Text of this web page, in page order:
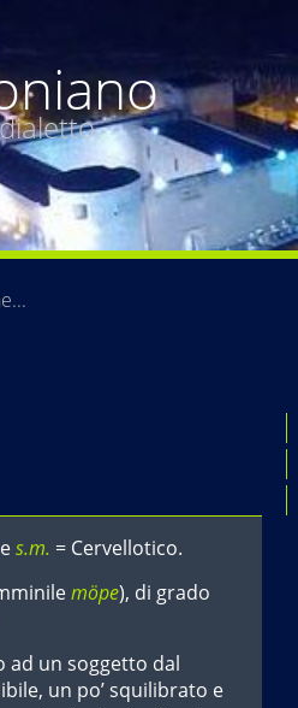
es.m. = Cervellotico.
möpe), di grado
ad un soggetto dal
un po’ squilibrato e